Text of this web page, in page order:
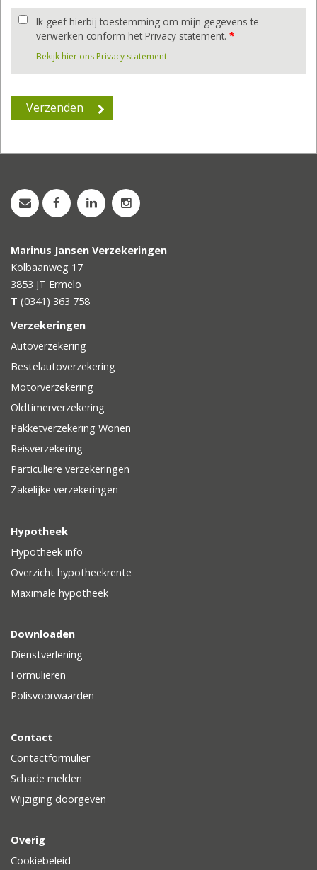
Ik geef hierbij toestemming om mijn gegevens te
verwerken conform het Privacy statement. *
Bekijk hier ons Privacy statement
Marinus Jansen Verzekeringen
Kolbaanweg 17
3853 JT Ermelo
T (0341) 363 758
Verzekeringen
Autoverzekering
Bestelautoverzekering
Motorverzekering
Oldtimerverzekering
Pakketverzekering Wonen
Reisverzekering
Particuliere verzekeringen
Zakelijke verzekeringen
Hypotheek
Hypotheek info
Overzicht hypotheekrente
Maximale hypotheek
Downloaden
Dienstverlening
Formulieren
Polisvoorwaarden
Contact
Contactformulier
Schade melden
Wijziging doorgeven
Overig
Cookiebeleid